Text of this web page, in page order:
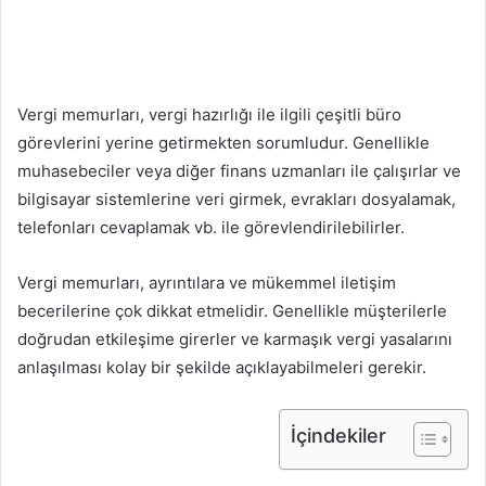
Vergi memurları, vergi hazırlığı ile ilgili çeşitli büro
görevlerini yerine getirmekten sorumludur. Genellikle
muhasebeciler veya diğer finans uzmanları ile çalışırlar ve
bilgisayar sistemlerine veri girmek, evrakları dosyalamak,
telefonları cevaplamak vb. ile görevlendirilebilirler.
Vergi memurları, ayrıntılara ve mükemmel iletişim
becerilerine çok dikkat etmelidir. Genellikle müşterilerle
doğrudan etkileşime girerler ve karmaşık vergi yasalarını
anlaşılması kolay bir şekilde açıklayabilmeleri gerekir.
İçindekiler